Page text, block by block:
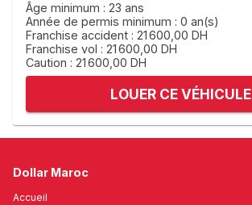
Âge minimum : 23 ans
Année de permis minimum : 0 an(s)
Franchise accident : 21 600,00 DH
Franchise vol : 21 600,00 DH
Caution : 21 600,00 DH
LOUER CE VÉHICULE
Dollar Maroc
Accueil